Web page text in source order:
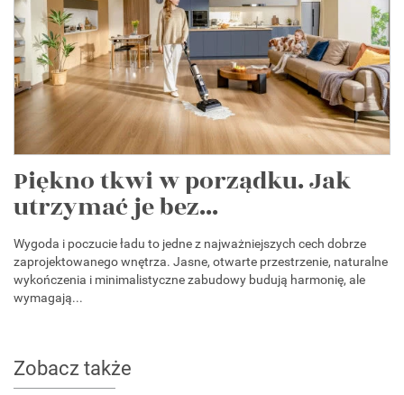
Piękno tkwi w porządku. Jak
utrzymać je bez...
Wygoda i poczucie ładu to jedne z najważniejszych cech dobrze
zaprojektowanego wnętrza. Jasne, otwarte przestrzenie, naturalne
wykończenia i minimalistyczne zabudowy budują harmonię, ale
wymagają...
Zobacz także